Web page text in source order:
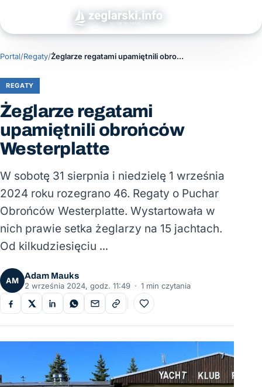
Portal/Regaty/ Żeglarze regatami upamiętnili obrońców Westerplatte
REGATY
Żeglarze regatami
upamiętnili obrońców
Westerplatte
W sobotę 31 sierpnia i niedzielę 1 września
2024 roku rozegrano 46. Regaty o Puchar
Obrońców Westerplatte. Wystartowała w
nich prawie setka żeglarzy na 15 jachtach.
Od kilkudziesięciu …
AM
Adam Mauks
2 września 2024, godz. 11:49 · 1 min czytania
Do ulubionych